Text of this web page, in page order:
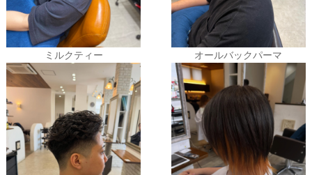
ミルクティー オールバックパーマ